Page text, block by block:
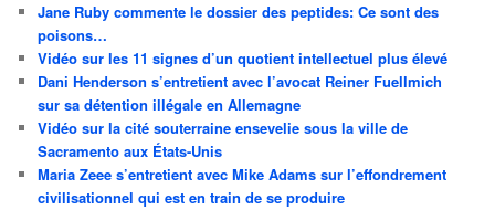
Jane Ruby commente le dossier des peptides: Ce sont des
poisons…
Vidéo sur les 11 signes d’un quotient intellectuel plus élevé
Dani Henderson s’entretient avec l’avocat Reiner Fuellmich
sur sa détention illégale en Allemagne
Vidéo sur la cité souterraine ensevelie sous la ville de
Sacramento aux États-Unis
Maria Zeee s’entretient avec Mike Adams sur l’effondrement
civilisationnel qui est en train de se produire